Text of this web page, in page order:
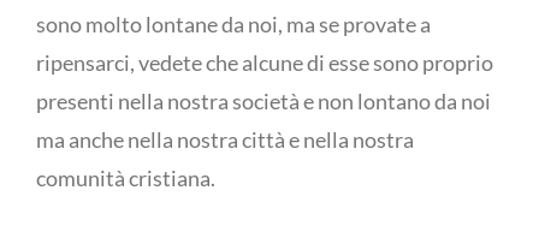
sono molto lontane da noi, ma se provate a
ripensarci, vedete che alcune di esse sono proprio
presenti nella nostra società e non lontano da noi
ma anche nella nostra città e nella nostra
comunità cristiana.